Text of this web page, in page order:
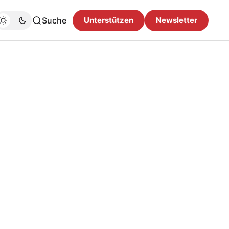
Suche Unterstützen Newsletter